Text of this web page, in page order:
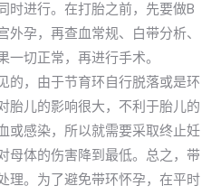
时进行。在打胎之前，先要做B
孕，再查血常规、白带分析、
切正常，再进行手术。
的，由于节育环自行脱落或是环
胎儿的影响很大，不利于胎儿的
或感染，所以就需要采取终止妊
母体的伤害降到最低。总之，带
理。为了避免带环怀孕，在平时